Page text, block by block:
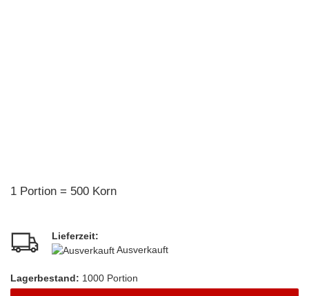
1 Portion = 500 Korn
Lieferzeit:
Ausverkauft
Lagerbestand: 1000 Portion